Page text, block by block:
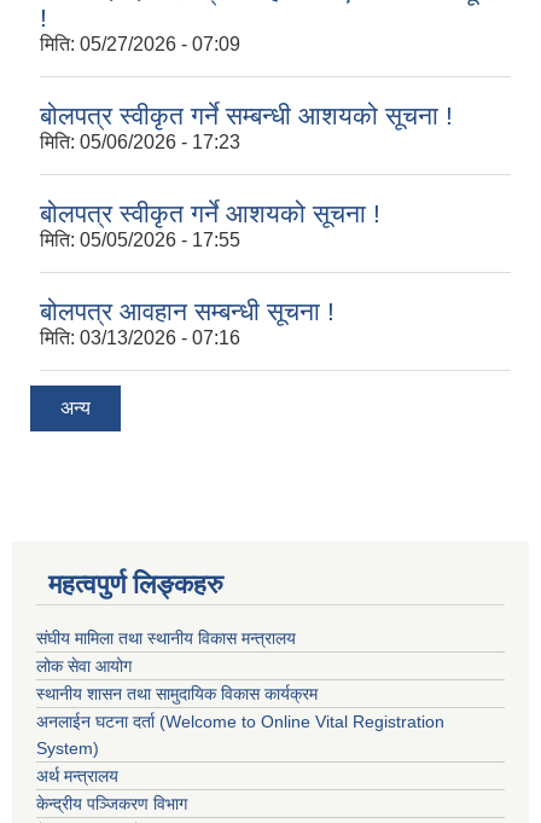
!
मिति: 05/27/2026 - 07:09
बोलपत्र स्वीकृत गर्ने सम्बन्धी आशयको सूचना !
मिति: 05/06/2026 - 17:23
बोलपत्र स्वीकृत गर्ने आशयको सूचना !
मिति: 05/05/2026 - 17:55
बोलपत्र आवहान सम्बन्धी सूचना !
मिति: 03/13/2026 - 07:16
अन्य
महत्वपुर्ण लिङ्कहरु
संघीय मामिला तथा स्थानीय विकास मन्त्रालय
लोक सेवा आयोग
स्थानीय शासन तथा सामुदायिक विकास कार्यक्रम
अनलाईन घटना दर्ता (Welcome to Online Vital Registration
System)
अर्थ मन्त्रालय
केन्द्रीय पञ्जिकरण विभाग